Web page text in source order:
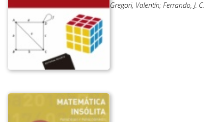
Gregori, Valentín; Ferrando, J. C.